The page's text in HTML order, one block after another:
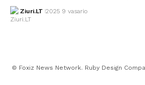
Ziuri.LT 2025 9 vasario
© Foxiz News Network. Ruby Design